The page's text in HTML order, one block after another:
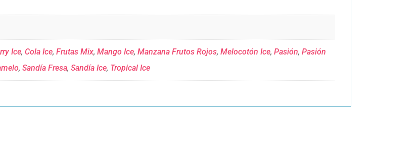
Ice, Cola Ice,Frutas Mix,Mango Ice,Manzana Frutos Rojos,Melocotón Ice,Pasión,Pasión
,Sandía Fresa,Sandía Ice, Tropical Ice